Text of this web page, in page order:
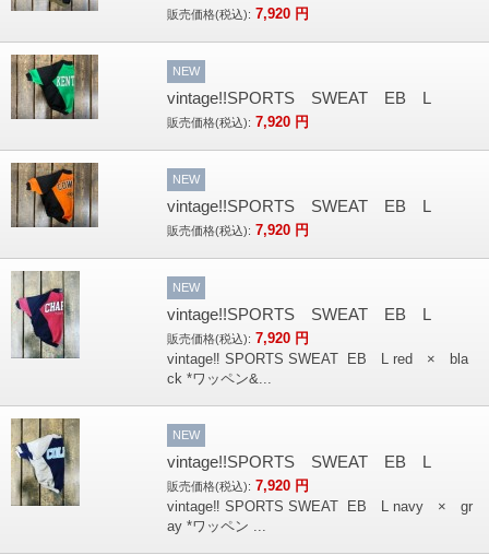
販売価格(税込): 7,920 円
NEW
vintage!!SPORTS SWEAT EB L
販売価格(税込): 7,920 円
NEW
vintage!!SPORTS SWEAT EB L
販売価格(税込): 7,920 円
NEW
vintage!!SPORTS SWEAT EB L
販売価格(税込): 7,920 円
vintage‼︎ SPORTS SWEAT EB L red × bla
ck *ワッペン&...
NEW
vintage!!SPORTS SWEAT EB L
販売価格(税込): 7,920 円
vintage‼︎ SPORTS SWEAT EB L navy × gr
ay *ワッペン ...